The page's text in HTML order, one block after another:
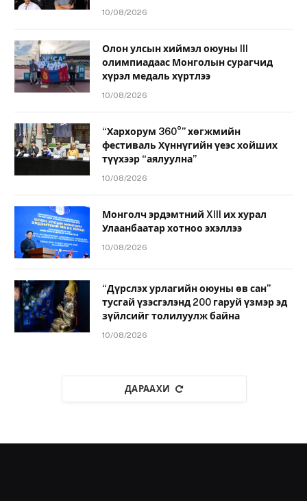
10/08/2026
Олон улсын хиймэл оюуны III
олимпиадаас Монголын сурагчид
хүрэл медаль хүртлээ
10/08/2026
“Хархорум 360°” хөгжмийн
фестиваль Хүннүгийн үеэс хойших
түүхээр “аялуулна”
10/08/2026
Монголч эрдэмтний XIII их хурал
Улаанбаатар хотноо эхэллээ
10/08/2026
“Дүрслэх урлагийн оюуны өв сан”
тусгай үзэсгэлэнд 200 гаруй үзмэр эд
зүйлсийг толилуулж байна
10/08/2026
ДАРААХИ